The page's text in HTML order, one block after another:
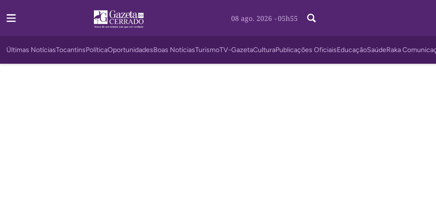
08 ago. 2026 - 05h55
Últimas NotíciasTocantinsPolíticaOportunidadesBoas NotíciasTurismoTV-GazetaCulturaPublicações OficiaisEducaçãoSaúdeRaka